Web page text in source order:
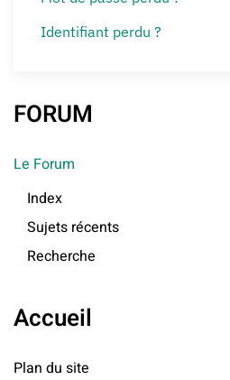
Identifiant perdu ?
FORUM
Le Forum
Index
Sujets récents
Recherche
Accueil
Plan du site